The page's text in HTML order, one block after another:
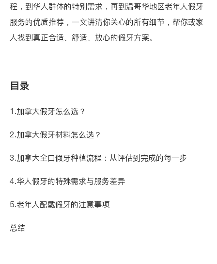
程，到华人群体的特别需求，再到温哥华地区老年人假牙
服务的优质推荐，一文讲清你关心的所有细节，帮你或家
人找到真正合适、舒适、放心的假牙方案。
目录
1.加拿大假牙怎么选？
2.加拿大假牙材料怎么选？
3.加拿大全口假牙种植流程：从评估到完成的每一步
4.华人假牙的特殊需求与服务差异
5.老年人配戴假牙的注意事项
总结